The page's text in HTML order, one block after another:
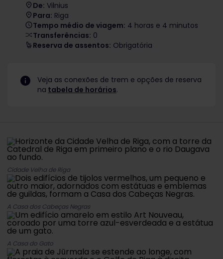
De: Vilnius
Para: Riga
Tempo médio de viagem: 4 horas e 4 minutos
Transferências: 0
Reserva de assentos: Obrigatória
Veja as conexões de trem e opções de reserva
na tabela de horários.
Cidade Velha de Riga
A Casa dos Cabeças Negras
A Casa do Gato